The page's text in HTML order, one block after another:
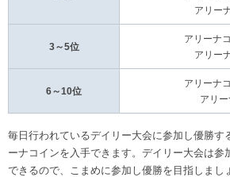
アリー
3～5位
アリーナ
アリー
6～10位
アリーナ
アリ
毎日行われているデイリー大会に参加し優勝す
ーナコインを入手できます。デイリー大会は参
できるので、こまめに参加し優勝を目指しまし